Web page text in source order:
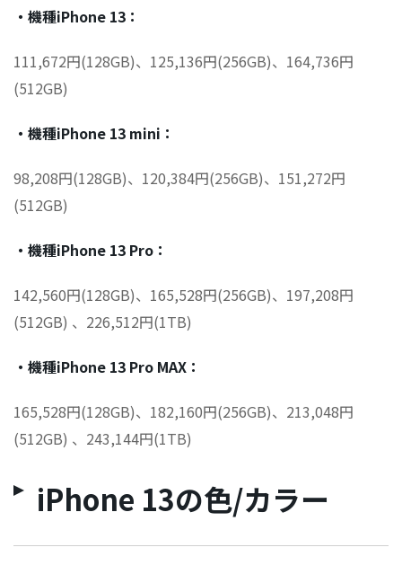
・機種iPhone 13：
111,672円(128GB)、125,136円(256GB)、164,736円
(512GB)
・機種iPhone 13 mini：
98,208円(128GB)、120,384円(256GB)、151,272円
(512GB)
・機種iPhone 13 Pro：
142,560円(128GB)、165,528円(256GB)、197,208円
(512GB) 、226,512円(1TB)
・機種iPhone 13 Pro MAX：
165,528円(128GB)、182,160円(256GB)、213,048円
(512GB) 、243,144円(1TB)
iPhone 13の色/カラー